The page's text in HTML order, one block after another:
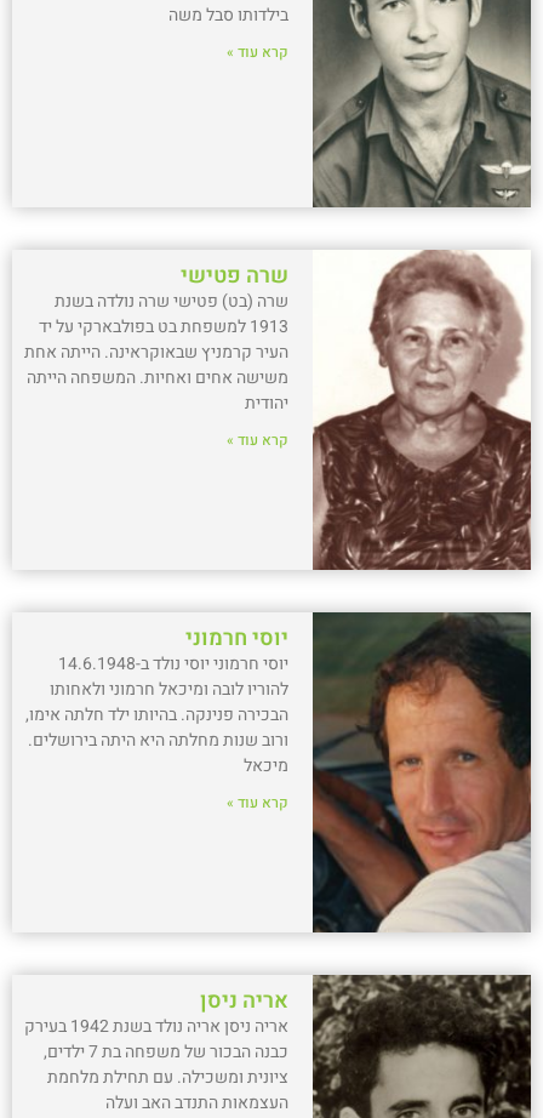
בילדותו סבל משה
קרא עוד »
שרה פטישי
שרה (בט) פטישי שרה נולדה בשנת
1913 למשפחת בט בפולבארקי על יד
העיר קרמניץ שבאוקראינה. הייתה אחת
משישה אחים ואחיות. המשפחה הייתה
יהודית
קרא עוד »
יוסי חרמוני
יוסי חרמוני יוסי נולד ב-14.6.1948
להוריו לובה ומיכאל חרמוני ולאחותו
הבכירה פנינקה. בהיותו ילד חלתה אימו,
ורוב שנות מחלתה היא היתה בירושלים.
מיכאל
קרא עוד »
אריה ניסן
אריה ניסן אריה נולד בשנת 1942 בעירק
כבנה הבכור של משפחה בת 7 ילדים,
ציונית ומשכילה. עם תחילת מלחמת
העצמאות התנדב האב ועלה